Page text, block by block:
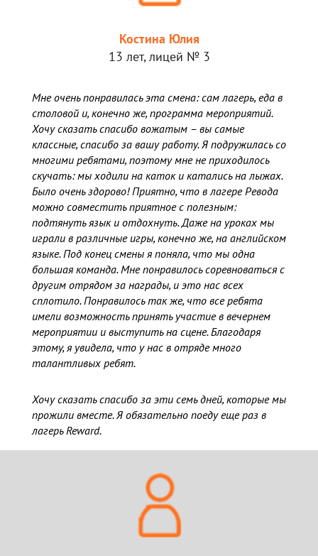
Костина Юлия
13 лет, лицей № 3
Мне очень понравилась эта смена: сам лагерь, еда в
столовой и, конечно же, программа мероприятий.
Хочу сказать спасибо вожатым – вы самые
классные, спасибо за вашу работу. Я подружилась со
многими ребятами, поэтому мне не приходилось
скучать: мы ходили на каток и катались на лыжах.
Было очень здорово! Приятно, что в лагере Ревода
можно совместить приятное с полезным:
подтянуть язык и отдохнуть. Даже на уроках мы
играли в различные игры, конечно же, на английском
языке. Под конец смены я поняла, что мы одна
большая команда. Мне понравилось соревноваться с
другим отрядом за награды, и это нас всех
сплотило. Понравилось так же, что все ребята
имели возможность принять участие в вечернем
мероприятии и выступить на сцене. Благодаря
этому, я увидела, что у нас в отряде много
талантливых ребят.
Хочу сказать спасибо за эти семь дней, которые мы
прожили вместе. Я обязательно поеду еще раз в
лагерь Reward.